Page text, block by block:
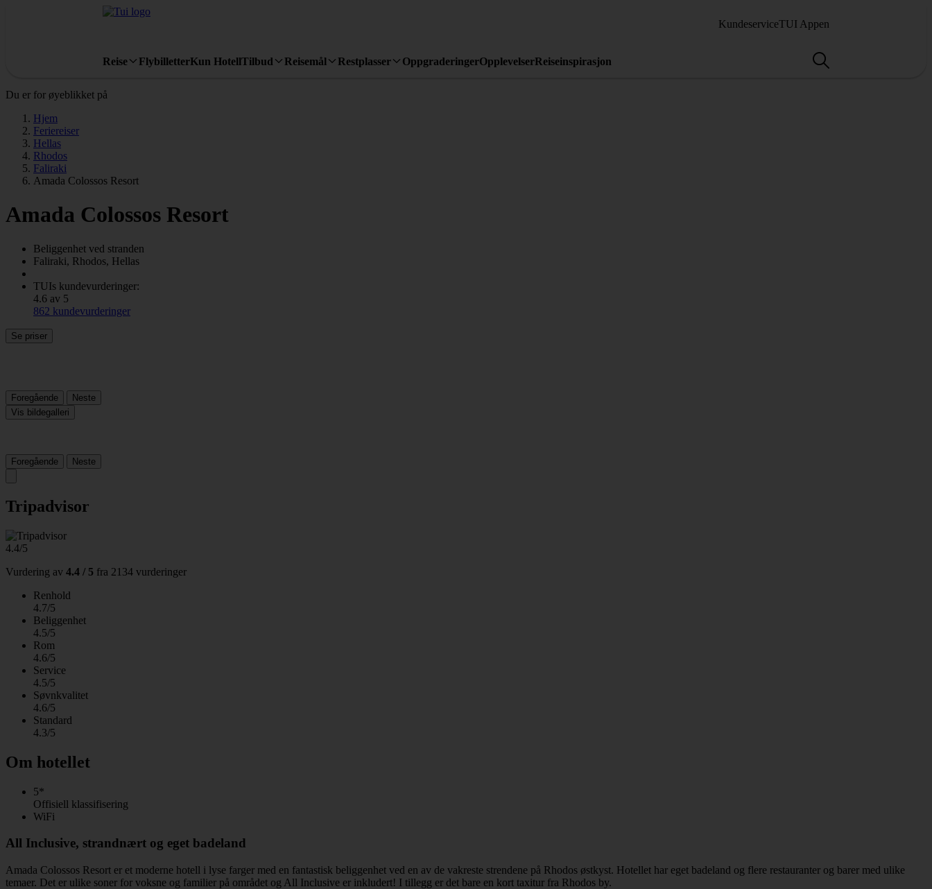
KundeserviceTUI Appen
Reise FlybilletterKun HotellTilbud Reisemål Restplasser OppgraderingerOpplevelserReiseinspirasjon
Du er for øyeblikket på
Hjem
Feriereiser
Hellas
Rhodos
Faliraki
Amada Colossos Resort
Amada Colossos Resort
Beliggenhet ved stranden
Faliraki, Rhodos, Hellas
TUIs kundevurderinger:
4.6 av 5
862 kundevurderinger
Se priser
Foregående
Neste
Vis bildegalleri
Foregående Neste
Tripadvisor
4.4/5
Vurdering av 4.4 / 5 fra 2134 vurderinger
Renhold
4.7/5
Beliggenhet
4.5/5
Rom
4.6/5
Service
4.5/5
Søvnkvalitet
4.6/5
Standard
4.3/5
Om hotellet
5*
Offisiell klassifisering
WiFi
All Inclusive, strandnært og eget badeland
Amada Colossos Resort er et moderne hotell i lyse farger med en fantastisk beliggenhet ved en av de vakreste strendene på Rhodos østkyst. Hotellet har eget badeland og flere restauranter og barer med ulike
temaer. Det er ulike soner for voksne og familier på området og All Inclusive er inkludert! I tillegg er det bare en kort taxitur fra Rhodos by.